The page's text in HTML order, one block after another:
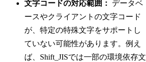
文字コードの対応範囲：
データベ
ースやクライアントの文字コード
が、特定の特殊文字をサポートし
ていない可能性があります。例え
ば、Shift_JISでは一部の環境依存文